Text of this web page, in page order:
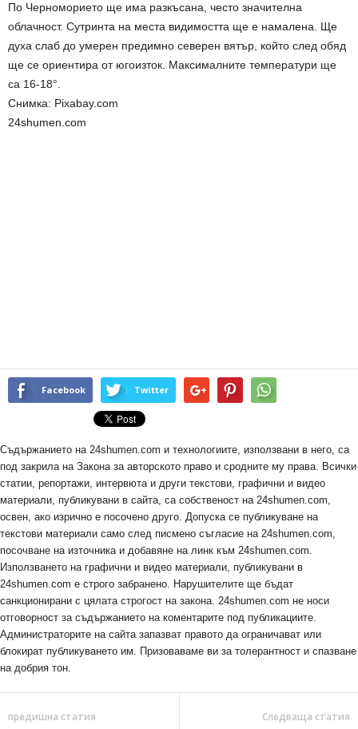
По Черноморието ще има разкъсана, често значителна
облачност. Сутринта на места видимостта ще е намалена. Ще
духа слаб до умерен предимно северен вятър, който след обяд
ще се ориентира от югоизток. Максималните температури ще
са 16-18°.
Снимка: Pixabay.com
24shumen.com
Facebook Twitter
Съдържанието на 24shumen.com и технологиите, използвани в него, са
под закрила на Закона за авторското право и сродните му права. Всички
статии, репортажи, интервюта и други текстови, графични и видео
материали, публикувани в сайта, са собственост на 24shumen.com,
освен, ако изрично е посочено друго. Допуска се публикуване на
текстови материали само след писмено съгласие на 24shumen.com,
посочване на източника и добавяне на линк към 24shumen.com.
Използването на графични и видео материали, публикувани в
24shumen.com е строго забранено. Нарушителите ще бъдат
санкционирани с цялата строгост на закона. 24shumen.com не носи
отговорност за съдържанието на коментарите под публикациите.
Администраторите на сайта запазват правото да ограничават или
блокират публикуването им. Призоваваме ви за толерантност и спазване
на добрия тон.
предишна статия Следваща статия